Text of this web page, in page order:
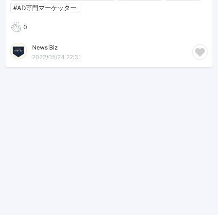
#AD専門マーケッター
0
News Biz
2022/05/24 22:31